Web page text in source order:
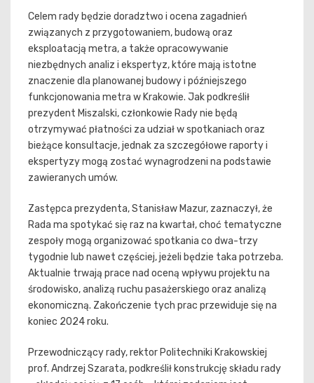
Celem rady będzie doradztwo i ocena zagadnień
związanych z przygotowaniem, budową oraz
eksploatacją metra, a także opracowywanie
niezbędnych analiz i ekspertyz, które mają istotne
znaczenie dla planowanej budowy i późniejszego
funkcjonowania metra w Krakowie. Jak podkreślił
prezydent Miszalski, członkowie Rady nie będą
otrzymywać płatności za udział w spotkaniach oraz
bieżące konsultacje, jednak za szczegółowe raporty i
ekspertyzy mogą zostać wynagrodzeni na podstawie
zawieranych umów.
Zastępca prezydenta, Stanisław Mazur, zaznaczył, że
Rada ma spotykać się raz na kwartał, choć tematyczne
zespoły mogą organizować spotkania co dwa-trzy
tygodnie lub nawet częściej, jeżeli będzie taka potrzeba.
Aktualnie trwają prace nad oceną wpływu projektu na
środowisko, analizą ruchu pasażerskiego oraz analizą
ekonomiczną. Zakończenie tych prac przewiduje się na
koniec 2024 roku.
Przewodniczący rady, rektor Politechniki Krakowskiej
prof. Andrzej Szarata, podkreślił konstrukcję składu rady